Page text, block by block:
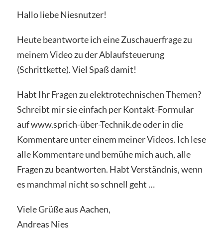
Hallo liebe Niesnutzer!
Heute beantworte ich eine Zuschauerfrage zu
meinem Video zu der Ablaufsteuerung
(Schrittkette). Viel Spaß damit!
Habt Ihr Fragen zu elektrotechnischen Themen?
Schreibt mir sie einfach per Kontakt-Formular
auf www.sprich-über-Technik.de oder in die
Kommentare unter einem meiner Videos. Ich lese
alle Kommentare und bemühe mich auch, alle
Fragen zu beantworten. Habt Verständnis, wenn
es manchmal nicht so schnell geht …
Viele Grüße aus Aachen,
Andreas Nies